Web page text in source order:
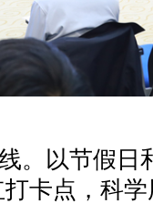
。以节假日
卡点，科